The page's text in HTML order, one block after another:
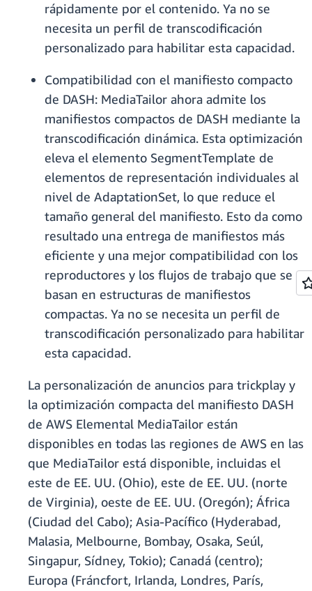
rápidamente por el contenido. Ya no se
necesita un perfil de transcodificación
personalizado para habilitar esta capacidad.
Compatibilidad con el manifiesto compacto
de DASH: MediaTailor ahora admite los
manifiestos compactos de DASH mediante la
transcodificación dinámica. Esta optimización
eleva el elemento SegmentTemplate de
elementos de representación individuales al
nivel de AdaptationSet, lo que reduce el
tamaño general del manifiesto. Esto da como
resultado una entrega de manifiestos más
eficiente y una mejor compatibilidad con los
reproductores y los flujos de trabajo que se
basan en estructuras de manifiestos
compactas. Ya no se necesita un perfil de
transcodificación personalizado para habilitar
esta capacidad.
La personalización de anuncios para trickplay y
la optimización compacta del manifiesto DASH
de AWS Elemental MediaTailor están
disponibles en todas las regiones de AWS en las
que MediaTailor está disponible, incluidas el
este de EE. UU. (Ohio), este de EE. UU. (norte
de Virginia), oeste de EE. UU. (Oregón); África
(Ciudad del Cabo); Asia-Pacífico (Hyderabad,
Malasia, Melbourne, Bombay, Osaka, Seúl,
Singapur, Sídney, Tokio); Canadá (centro);
Europa (Fráncfort, Irlanda, Londres, París,